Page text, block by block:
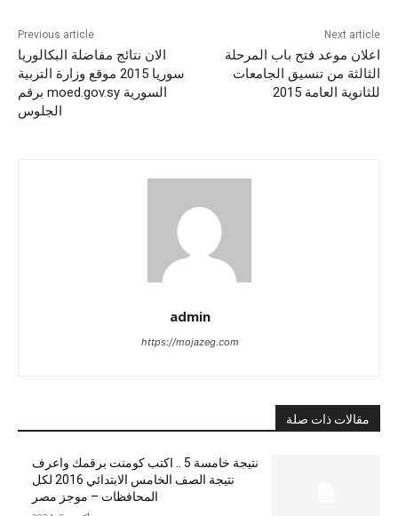
Previous article
الان نتائج مفاضلة البكالوريا
سوريا 2015 موقع وزارة التربية
السورية moed.gov.sy برقم
الجلوس
Next article
اعلان موعد فتح باب المرحلة
الثالثة من تنسيق الجامعات
للثانوية العامة 2015
admin
https://mojazeg.com
مقالات ذات صلة
نتيجة خامسة 5 .. اكتب كومنت برقمك واعرف
نتيجة الصف الخامس الابتدائي 2016 لكل
المحافظات – موجز مصر